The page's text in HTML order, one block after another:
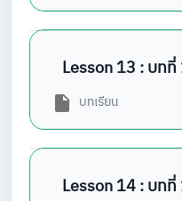
Lesson 13 : บท
บทเรียน
Lesson 14 : บท